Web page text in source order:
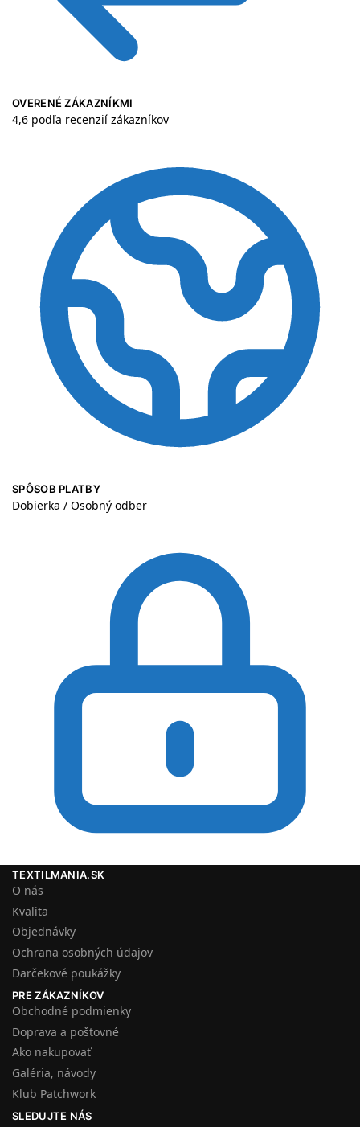
OVERENÉ ZÁKAZNÍKMI
4,6 podľa recenzií zákazníkov
SPÔSOB PLATBY
Dobierka / Osobný odber
TEXTILMANIA.SK
O nás
Kvalita
Objednávky
Ochrana osobných údajov
Darčekové poukážky
PRE ZÁKAZNÍKOV
Obchodné podmienky
Doprava a poštovné
Ako nakupovať
Galéria, návody
Klub Patchwork
SLEDUJTE NÁS